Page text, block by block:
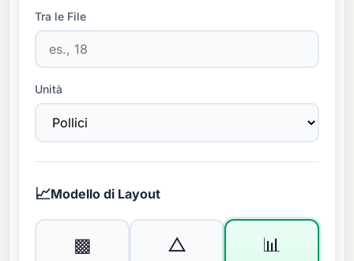
Tra le File
Unità
📈Modello di Layout
▩ △ 📊